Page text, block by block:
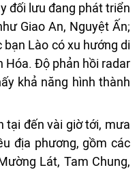
đối lưu đang phát triển
Giao An, Nguyệt Ấn;
Lào có xu hướng di
Hóa. Độ phản hồi radar
khả năng hình thành
tại đến vài giờ tới, mưa
địa phương, gồm các
Lát, Tam Chung,